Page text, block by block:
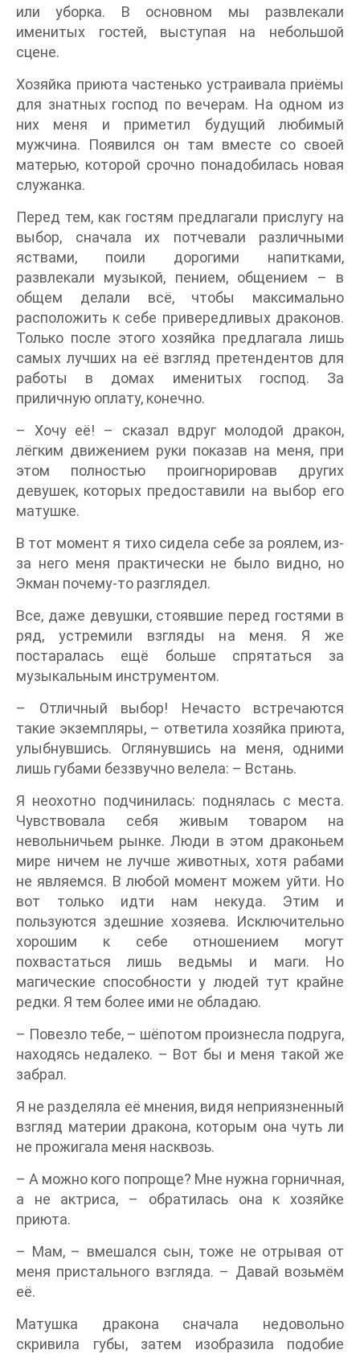
или уборка. В основном мы развлекали
именитых гостей, выступая на небольшой
сцене.
Хозяйка приюта частенько устраивала приёмы
для знатных господ по вечерам. На одном из
них меня и приметил будущий любимый
мужчина. Появился он там вместе со своей
матерью, которой срочно понадобилась новая
служанка.
Перед тем, как гостям предлагали прислугу на
выбор, сначала их потчевали различными
яствами, поили дорогими напитками,
развлекали музыкой, пением, общением – в
общем делали всё, чтобы максимально
расположить к себе привередливых драконов.
Только после этого хозяйка предлагала лишь
самых лучших на её взгляд претендентов для
работы в домах именитых господ. За
приличную оплату, конечно.
– Хочу её! – сказал вдруг молодой дракон,
лёгким движением руки показав на меня, при
этом полностью проигнорировав других
девушек, которых предоставили на выбор его
матушке.
В тот момент я тихо сидела себе за роялем, из-
за него меня практически не было видно, но
Экман почему-то разглядел.
Все, даже девушки, стоявшие перед гостями в
ряд, устремили взгляды на меня. Я же
постаралась ещё больше спрятаться за
музыкальным инструментом.
– Отличный выбор! Нечасто встречаются
такие экземпляры, – ответила хозяйка приюта,
улыбнувшись. Оглянувшись на меня, одними
лишь губами беззвучно велела: – Встань.
Я неохотно подчинилась: поднялась с места.
Чувствовала себя живым товаром на
невольничьем рынке. Люди в этом драконьем
мире ничем не лучше животных, хотя рабами
не являемся. В любой момент можем уйти. Но
вот только идти нам некуда. Этим и
пользуются здешние хозяева. Исключительно
хорошим к себе отношением могут
похвастаться лишь ведьмы и маги. Но
магические способности у людей тут крайне
редки. Я тем более ими не обладаю.
– Повезло тебе, – шёпотом произнесла подруга,
находясь недалеко. – Вот бы и меня такой же
забрал.
Я не разделяла её мнения, видя неприязненный
взгляд материи дракона, которым она чуть ли
не прожигала меня насквозь.
– А можно кого попроще? Мне нужна горничная,
а не актриса, – обратилась она к хозяйке
приюта.
– Мам, – вмешался сын, тоже не отрывая от
меня пристального взгляда. – Давай возьмём
её.
Матушка дракона сначала недовольно
скривила губы, затем изобразила подобие